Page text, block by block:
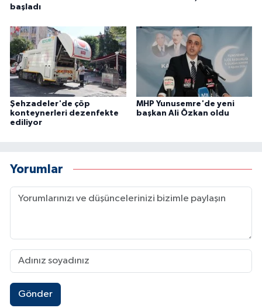
başladı
Şehzadeler'de çöp
konteynerleri dezenfekte
ediliyor
MHP Yunusemre'de yeni
başkan Ali Özkan oldu
Yorumlar
Gönder